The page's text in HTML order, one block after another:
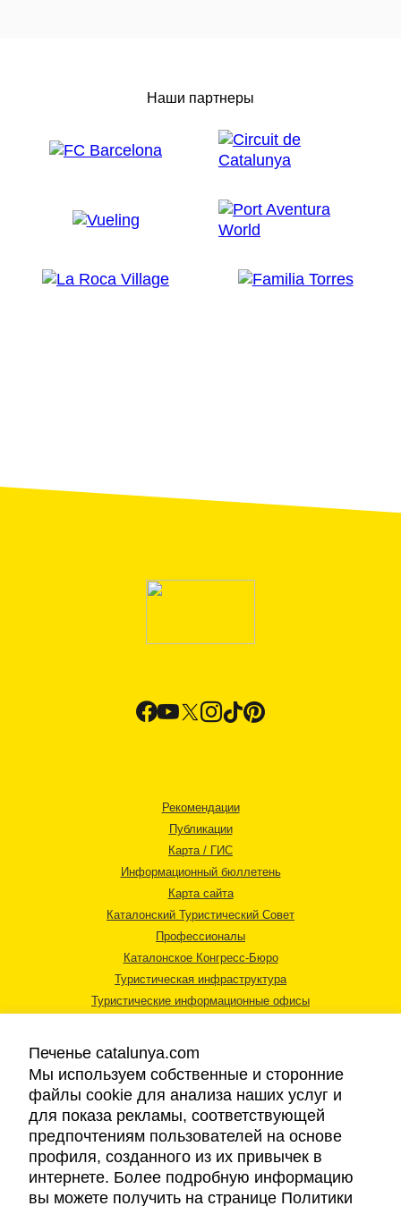
Наши партнеры
Рекомендации
Публикации
Карта / ГИС
Информационный бюллетень
Карта сайта
Каталонский Туристический Совет
Профессионалы
Каталонское Конгресс-Бюро
Туристическая инфраструктура
Туристические информационные офисы
Правовая информация
Cookies
Доступность
Печенье catalunya.com
Мы используем собственные и сторонние
файлы cookie для анализа наших услуг и
для показа рекламы, соответствующей
предпочтениям пользователей на основе
профиля, созданного из их привычек в
интернете. Более подробную информацию
вы можете получить на странице Политики